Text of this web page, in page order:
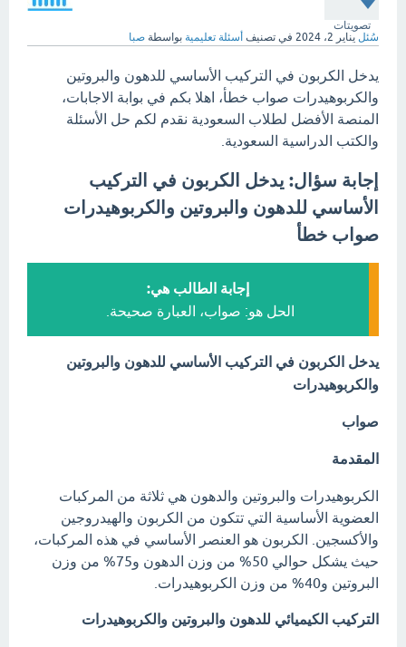
تصويتات
سُئل يناير 2، 2024 في تصنيف أسئلة تعليمية بواسطة صبا
يدخل الكربون في التركيب الأساسي للدهون والبروتين
والكربوهيدرات صواب خطأ، اهلا بكم في بوابة الاجابات،
المنصة الأفضل لطلاب السعودية نقدم لكم حل الأسئلة
والكتب الدراسية السعودية.
إجابة سؤال: يدخل الكربون في التركيب
الأساسي للدهون والبروتين والكربوهيدرات
صواب خطأ
إجابة الطالب هي:
الحل هو: صواب، العبارة صحيحة.
يدخل الكربون في التركيب الأساسي للدهون والبروتين
والكربوهيدرات
صواب
المقدمة
الكربوهيدرات والبروتين والدهون هي ثلاثة من المركبات
العضوية الأساسية التي تتكون من الكربون والهيدروجين
والأكسجين. الكربون هو العنصر الأساسي في هذه المركبات،
حيث يشكل حوالي 50% من وزن الدهون و75% من وزن
البروتين و40% من وزن الكربوهيدرات.
التركيب الكيميائي للدهون والبروتين والكربوهيدرات